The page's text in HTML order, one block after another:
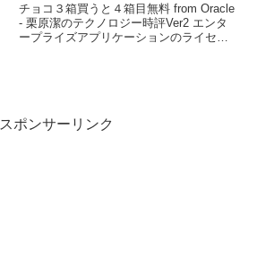
チョコ３箱買うと４箱目無料 from Oracle
- 栗原潔のテクノロジー時評Ver2 エンタ
ープライズアプリケーションのライセン
スポンサーリンク